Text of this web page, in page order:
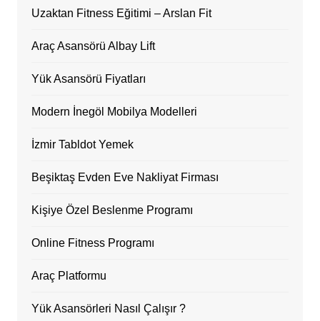
Uzaktan Fitness Eğitimi – Arslan Fit
Araç Asansörü Albay Lift
Yük Asansörü Fiyatları
Modern İnegöl Mobilya Modelleri
İzmir Tabldot Yemek
Beşiktaş Evden Eve Nakliyat Firması
Kişiye Özel Beslenme Programı
Online Fitness Programı
Araç Platformu
Yük Asansörleri Nasıl Çalışır ?